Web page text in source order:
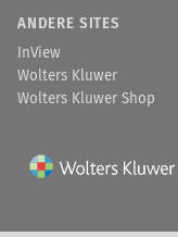
ANDERE SITES
InView
Wolters Kluwer
Wolters Kluwer Shop